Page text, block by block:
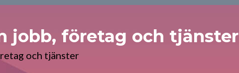
jobb, företag och tjänster
och tjänster